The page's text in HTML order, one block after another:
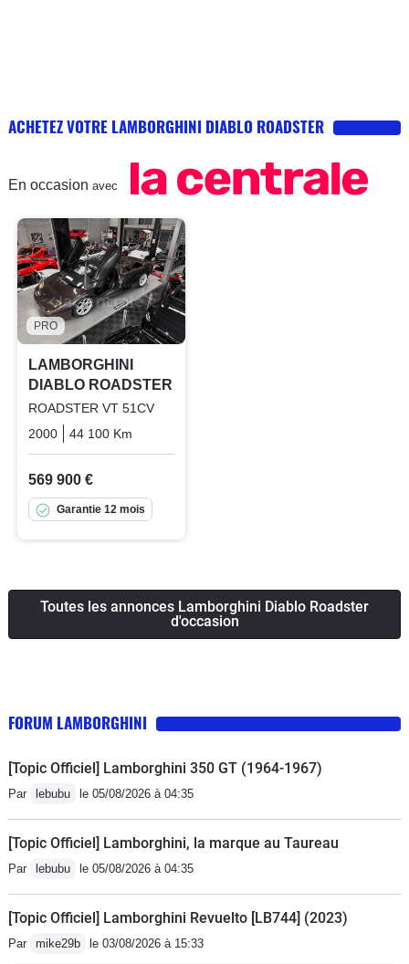
ACHETEZ VOTRE LAMBORGHINI DIABLO ROADSTER
En occasion avec
PRO
LAMBORGHINI
DIABLO ROADSTER
ROADSTER VT 51CV
2000
44 100 Km
569 900 €
Garantie 12 mois
Toutes les annonces Lamborghini Diablo Roadster
d'occasion
FORUM LAMBORGHINI
[Topic Officiel] Lamborghini 350 GT (1964-1967)
Par lebubu le 05/08/2026 à 04:35
[Topic Officiel] Lamborghini, la marque au Taureau
Par lebubu le 05/08/2026 à 04:35
[Topic Officiel] Lamborghini Revuelto [LB744] (2023)
Par mike29b le 03/08/2026 à 15:33